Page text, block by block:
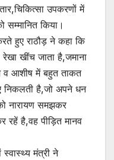
उपकरणों में
सम्मानित किया।
हुए राठौड़ ने कहा कि
खींच जाता है,जमाना
व आशीष में बहुत ताकत
निकलती है,जो अपने धन
नारायण समझकर
रहें है,वह पीड़ित मानव
स्वास्थ्य मंत्री ने